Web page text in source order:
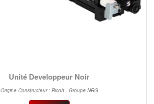
Unité Developpeur Noir
Origine Constructeur : Ricoh - Groupe NRG